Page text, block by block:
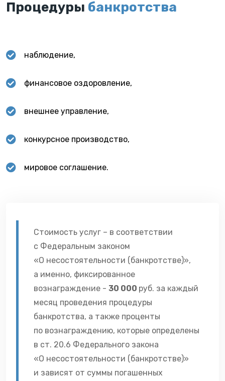
Процедуры банкротства
наблюдение,
финансовое оздоровление,
внешнее управление,
конкурсное производство,
мировое соглашение.
Стоимость услуг – в соответствии
с Федеральным законом
«О несостоятельности (банкротстве)»,
а именно, фиксированное
вознаграждение - 30 000 руб. за каждый
месяц проведения процедуры
банкротства, а также проценты
по вознаграждению, которые определены
в ст. 20.6 Федерального закона
«О несостоятельности (банкротстве)»
и зависят от суммы погашенных